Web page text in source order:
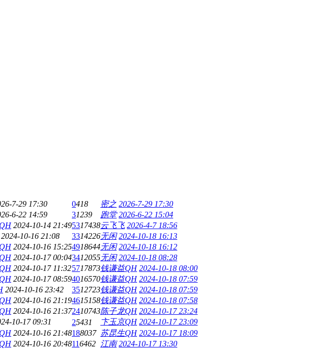
7-29 17:30 0418 密之 2026-7-29 17:30
6-22 14:59 31239 跑堂 2026-6-22 15:04
2024-10-14 21:495317438云飞飞 2026-4-7 18:56
2024-10-16 21:08 3314226无闲 2024-10-18 16:13
2024-10-16 15:254918644无闲 2024-10-18 16:12
2024-10-17 00:043412055无闲 2024-10-18 08:28
2024-10-17 11:325717873钱谦益QH 2024-10-18 08:00
2024-10-17 08:594016570钱谦益QH 2024-10-18 07:59
2024-10-16 23:42 3512723钱谦益QH 2024-10-18 07:59
2024-10-16 21:194615158钱谦益QH 2024-10-18 07:58
2024-10-16 21:372410743陈子龙QH 2024-10-17 23:24
10-17 09:31 25431 卞玉京QH 2024-10-17 23:09
2024-10-16 21:48188037 苏昆生QH 2024-10-17 18:09
2024-10-16 20:48116462 江南 2024-10-17 13:30